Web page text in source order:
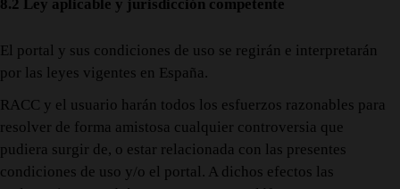
8.2 Ley aplicable y jurisdicción competente
El portal y sus condiciones de uso se regirán e interpretarán
por las leyes vigentes en España.
RACC y el usuario harán todos los esfuerzos razonables para
resolver de forma amistosa cualquier controversia que
pudiera surgir de, o estar relacionada con las presentes
condiciones de uso y/o el portal. A dichos efectos las